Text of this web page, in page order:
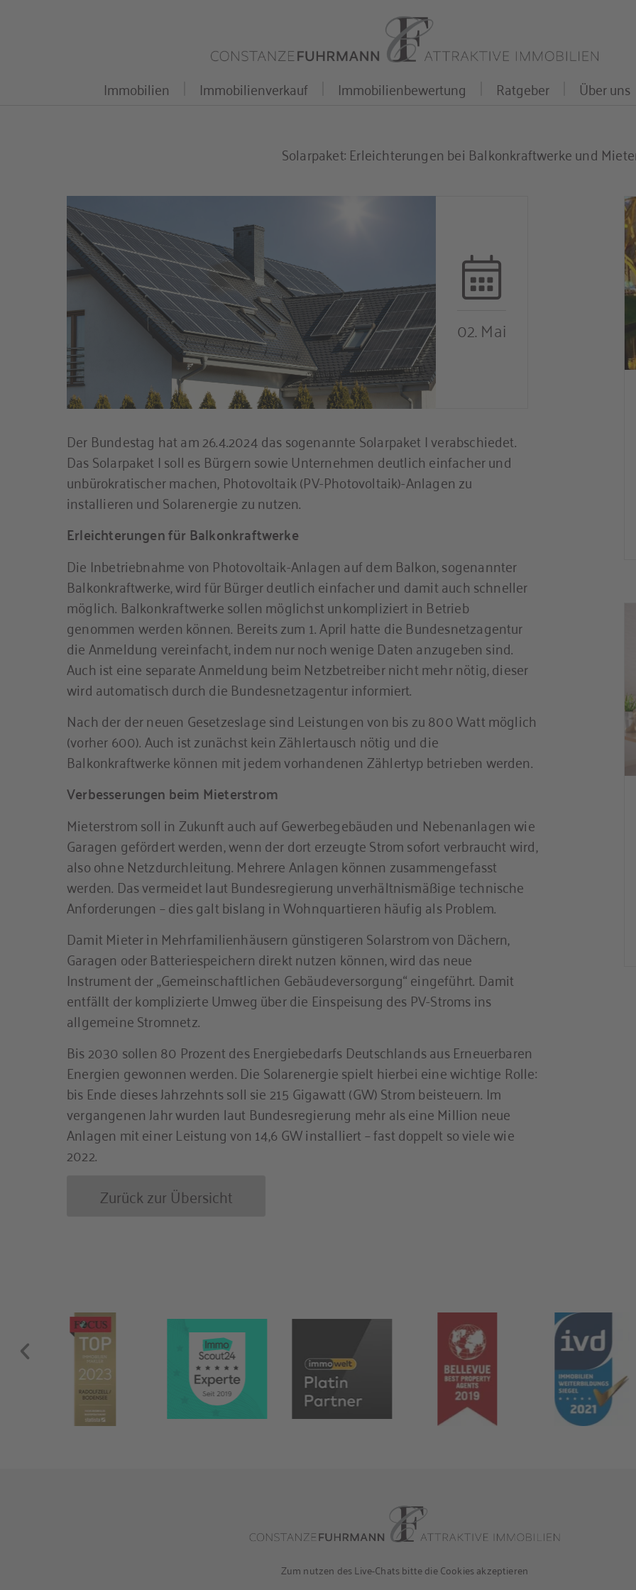
Immobilien
Immobilienverkauf Immobilienbewertung Ratgeber Über uns
Solarpaket: Erleichterungen bei Balkonkraftwerke und
02. Mai
Der Bundestag hat am 26.4.2024 das sogenannte Solarpaket I verabschiedet.
Das Solarpaket I soll es Bürgern sowie Unternehmen deutlich einfacher und
unbürokratischer machen, Photovoltaik (PV-Photovoltaik)-Anlagen zu
installieren und Solarenergie zu nutzen.
Erleichterungen für Balkonkraftwerke
Die Inbetriebnahme von Photovoltaik-Anlagen auf dem Balkon, sogenannter
Balkonkraftwerke, wird für Bürger deutlich einfacher und damit auch schneller
möglich. Balkonkraftwerke sollen möglichst unkompliziert in Betrieb
genommen werden können. Bereits zum 1. April hatte die Bundesnetzagentur
die Anmeldung vereinfacht, indem nur noch wenige Daten anzugeben sind.
Auch ist eine separate Anmeldung beim Netzbetreiber nicht mehr nötig, dieser
wird automatisch durch die Bundesnetzagentur informiert.
Nach der der neuen Gesetzeslage sind Leistungen von bis zu 800 Watt möglich
(vorher 600). Auch ist zunächst kein Zählertausch nötig und die
Balkonkraftwerke können mit jedem vorhandenen Zählertyp betrieben werden.
Verbesserungen beim Mieterstrom
Mieterstrom soll in Zukunft auch auf Gewerbegebäuden und Nebenanlagen wie
Garagen gefördert werden, wenn der dort erzeugte Strom sofort verbraucht wird,
also ohne Netzdurchleitung. Mehrere Anlagen können zusammengefasst
werden. Das vermeidet laut Bundesregierung unverhältnismäßige technische
Anforderungen – dies galt bislang in Wohnquartieren häufig als Problem.
Damit Mieter in Mehrfamilienhäusern günstigeren Solarstrom von Dächern,
Garagen oder Batteriespeichern direkt nutzen können, wird das neue
Instrument der „Gemeinschaftlichen Gebäudeversorgung“ eingeführt. Damit
entfällt der komplizierte Umweg über die Einspeisung des PV-Stroms ins
allgemeine Stromnetz.
Bis 2030 sollen 80 Prozent des Energiebedarfs Deutschlands aus Erneuerbaren
Energien gewonnen werden. Die Solarenergie spielt hierbei eine wichtige Rolle:
bis Ende dieses Jahrzehnts soll sie 215 Gigawatt (GW) Strom beisteuern. Im
vergangenen Jahr wurden laut Bundesregierung mehr als eine Million neue
Anlagen mit einer Leistung von 14,6 GW installiert – fast doppelt so viele wie
2022.
Zurück zur Übersicht
Zum nutzen des Live-Chats bitte die Cookies akzeptieren